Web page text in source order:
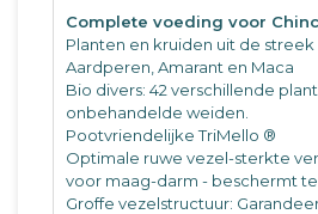
Complete voeding voor
Planten en kruiden uit de
Aardperen, Amarant en Maca
Bio divers: 42 verschillende
onbehandelde weiden.
Pootvriendelijke TriMello ®
Optimale ruwe vezel-sterkte
voor maag-darm - beschermt
Groffe vezelstructuur: